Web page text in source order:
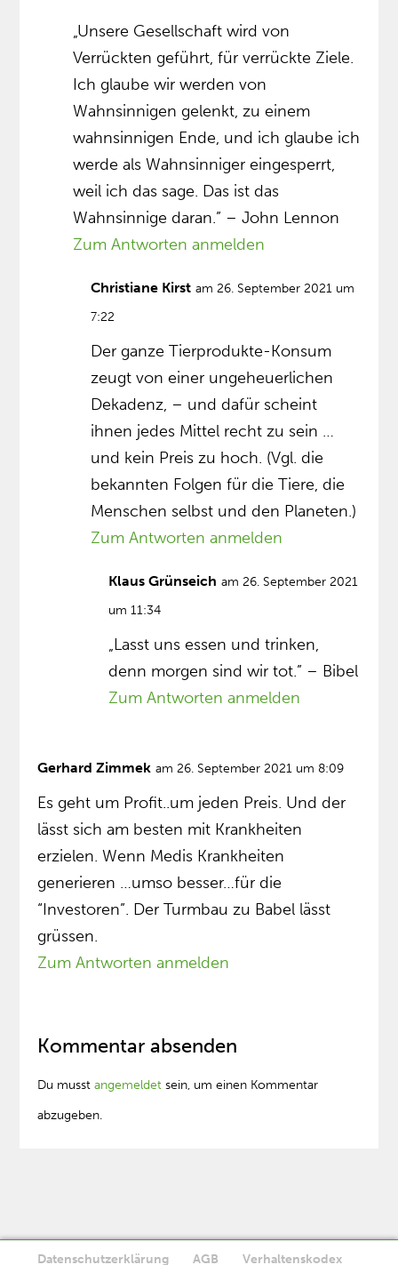
„Unsere Gesellschaft wird von
Verrückten geführt, für verrückte Ziele.
Ich glaube wir werden von
Wahnsinnigen gelenkt, zu einem
wahnsinnigen Ende, und ich glaube ich
werde als Wahnsinniger eingesperrt,
weil ich das sage. Das ist das
Wahnsinnige daran.” – John Lennon
Zum Antworten anmelden
Christiane Kirst am 26. September 2021 um
7:22
Der ganze Tierprodukte-Konsum
zeugt von einer ungeheuerlichen
Dekadenz, – und dafür scheint
ihnen jedes Mittel recht zu sein …
und kein Preis zu hoch. (Vgl. die
bekannten Folgen für die Tiere, die
Menschen selbst und den Planeten.)
Zum Antworten anmelden
Klaus Grünseich am 26. September 2021
um 11:34
„Lasst uns essen und trinken,
denn morgen sind wir tot.” – Bibel
Zum Antworten anmelden
Gerhard Zimmek am 26. September 2021 um 8:09
Es geht um Profit..um jeden Preis. Und der
lässt sich am besten mit Krankheiten
erzielen. Wenn Medis Krankheiten
generieren …umso besser…für die
“Investoren”. Der Turmbau zu Babel lässt
grüssen.
Zum Antworten anmelden
Kommentar absenden
Du musstangemeldet sein, um einen Kommentar
abzugeben.
Datenschutzerklärung AGB Verhaltenskodex